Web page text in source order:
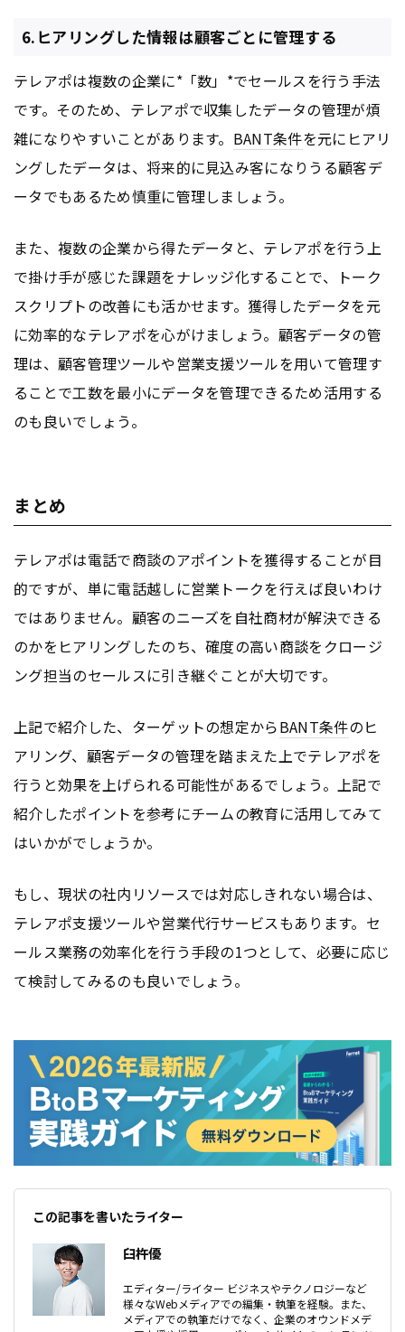
6.ヒアリングした情報は顧客ごとに管理する
テレアポは複数の企業に*「数」*でセールスを行う手法
です。そのため、テレアポで収集したデータの管理が煩
雑になりやすいことがあります。 BANT条件を元にヒアリ
ングしたデータは、将来的に見込み客になりうる顧客デ
ータでもあるため慎重に管理しましょう。
また、複数の企業から得たデータと、テレアポを行う上
で掛け手が感じた課題をナレッジ化することで、トーク
スクリプトの改善にも活かせます。獲得したデータを元
に効率的なテレアポを心がけましょう。顧客データの管
理は、顧客管理ツールや営業支援ツールを用いて管理す
ることで工数を最小にデータを管理できるため活用する
のも良いでしょう。
まとめ
テレアポは電話で商談のアポイントを獲得することが目
的ですが、単に電話越しに営業トークを行えば良いわけ
ではありません。顧客のニーズを自社商材が解決できる
のかをヒアリングしたのち、確度の高い商談をクロージ
ング担当のセールスに引き継ぐことが大切です。
上記で紹介した、ターゲットの想定からBANT条件のヒ
アリング、顧客データの管理を踏まえた上でテレアポを
行うと効果を上げられる可能性があるでしょう。上記で
紹介したポイントを参考にチームの教育に活用してみて
はいかがでしょうか。
もし、現状の社内リソースでは対応しきれない場合は、
テレアポ支援ツールや営業代行サービスもあります。セ
ールス業務の効率化を行う手段の1つとして、必要に応じ
て検討してみるのも良いでしょう。
この記事を書いたライター
臼杵優
エディター/ライター ビジネスやテクノロジーなど
様々なWebメディアでの編集・執筆を経験。また、
メディアでの執筆だけでなく、企業のオウンドメデ